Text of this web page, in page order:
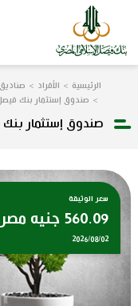
الرئيسية الأفراد
صناديق
صندوق إستثمار بنك فيصل
صندوق إستثمار بنك
سعر الوثيقة
560.09 جنيه
2026/08/02